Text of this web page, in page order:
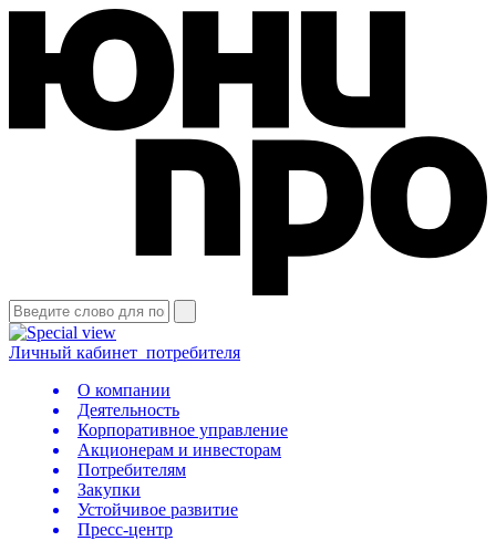
Личный кабинет потребителя
О компании
Деятельность
Корпоративное управление
Акционерам и инвесторам
Потребителям
Закупки
Устойчивое развитие
Пресс-центр